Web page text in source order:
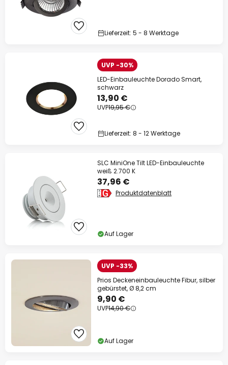
Lieferzeit: 5 - 8 Werktage
UVP -30%
LED-Einbauleuchte Dorado Smart,
schwarz
13,90 €
UVP19,95 €
Lieferzeit: 8 - 12 Werktage
SLC MiniOne Tilt LED-Einbauleuchte
weiß 2.700 K
37,96 €
Produktdatenblatt
Auf Lager
UVP -33%
Prios Deckeneinbauleuchte Fibur, silber
gebürstet, Ø 8,2 cm
9,90 €
UVP14,90 €
Auf Lager